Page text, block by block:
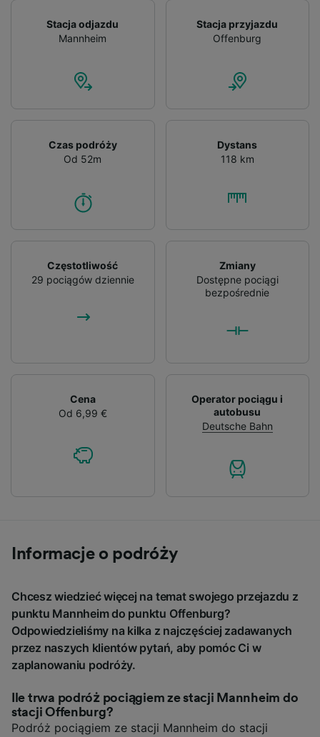
Stacja odjazdu
Mannheim
Stacja przyjazdu
Offenburg
Czas podróży
Od 52m
Dystans
118 km
Częstotliwość
29 pociągów dziennie
Zmiany
Dostępne pociągi
bezpośrednie
Cena
Od 6,99 €
Operator pociągu i
autobusu
Deutsche Bahn
Informacje o podróży
Chcesz wiedzieć więcej na temat swojego przejazdu z
punktu Mannheim do punktu Offenburg?
Odpowiedzieliśmy na kilka z najczęściej zadawanych
przez naszych klientów pytań, aby pomóc Ci w
zaplanowaniu podróży.
Ile trwa podróż pociągiem ze stacji Mannheim do
stacji Offenburg?
Podróż pociągiem ze stacji Mannheim do stacji